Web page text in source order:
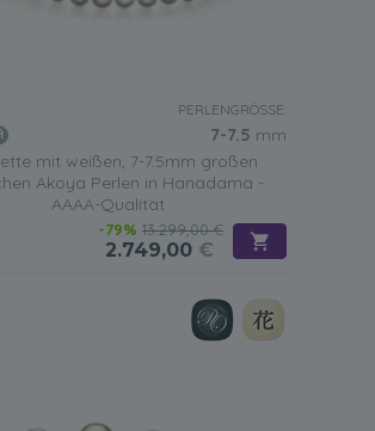
PERLENGRÖSSE:
7-7.5 mm
mit weißen, 7-7.5mm großen
Akoya Perlen in Hanadama -
AAAA-Qualität
-79% 13.299,00 €
2.749,00 €